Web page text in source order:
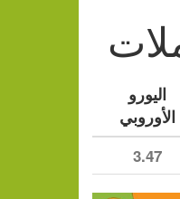
اليورو
الأوروبي
3.47